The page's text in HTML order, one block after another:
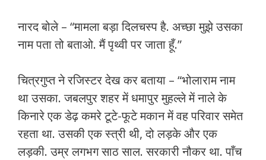
नारद बोले – “मामला बड़ा दिलचस्प है. अच्छा मुझे उसका
नाम पता तो बताओ. मैं पृथ्वी पर जाता हूँ.”
चित्रगुप्त ने रजिस्टर देख कर बताया – “भोलाराम नाम
था उसका. जबलपुर शहर में धमापुर मुहल्ले में नाले के
किनारे एक डेढ़ कमरे टूटे-फूटे मकान में वह परिवार समेत
रहता था. उसकी एक स्त्री थी, दो लड़के और एक
लड़की. उम्र लगभग साठ साल. सरकारी नौकर था. पाँच